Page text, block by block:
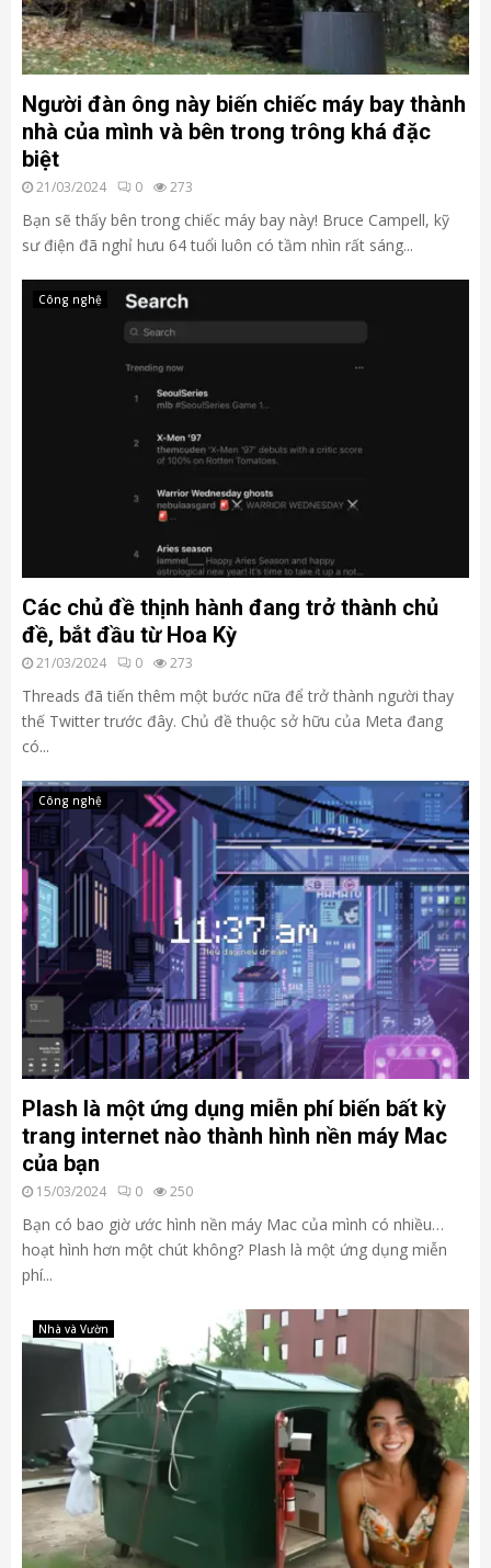
Người đàn ông này biến chiếc máy bay thành
nhà của mình và bên trong trông khá đặc
biệt
21/03/2024 0 273
Bạn sẽ thấy bên trong chiếc máy bay này! Bruce Campell, kỹ
sư điện đã nghỉ hưu 64 tuổi luôn có tầm nhìn rất sáng...
Công nghệ
Các chủ đề thịnh hành đang trở thành chủ
đề, bắt đầu từ Hoa Kỳ
21/03/2024 0 273
Threads đã tiến thêm một bước nữa để trở thành người thay
thế Twitter trước đây. Chủ đề thuộc sở hữu của Meta đang
có...
Công nghệ
Plash là một ứng dụng miễn phí biến bất kỳ
trang internet nào thành hình nền máy Mac
của bạn
15/03/2024 0 250
Bạn có bao giờ ước hình nền máy Mac của mình có nhiều…
hoạt hình hơn một chút không? Plash là một ứng dụng miễn
phí...
Nhà và Vườn